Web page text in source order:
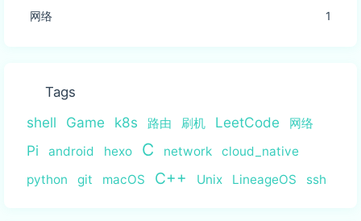
网络
1
Tags
shell Game k8s 路由 刷机 LeetCode 网络
Pi android hexo C network
cloud_native
python
git macOS C++ Unix LineageOS ssh